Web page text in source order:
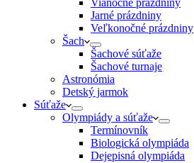
Vianočné prázdniny
Jarné prázdniny
Veľkonočné prázdniny
Šach
Šachové súťaže
Šachové turnaje
Astronómia
Detský jarmok
Súťaže
Olympiády a súťaže
Termínovník
Biologická olympiáda
Dejepisná olympiáda